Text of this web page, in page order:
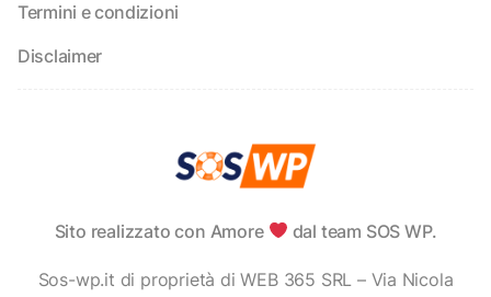
Termini e condizioni
Disclaimer
Sito realizzato con Amore dal team SOS WP.
Sos-wp.it di proprietà di WEB 365 SRL – Via Nicola